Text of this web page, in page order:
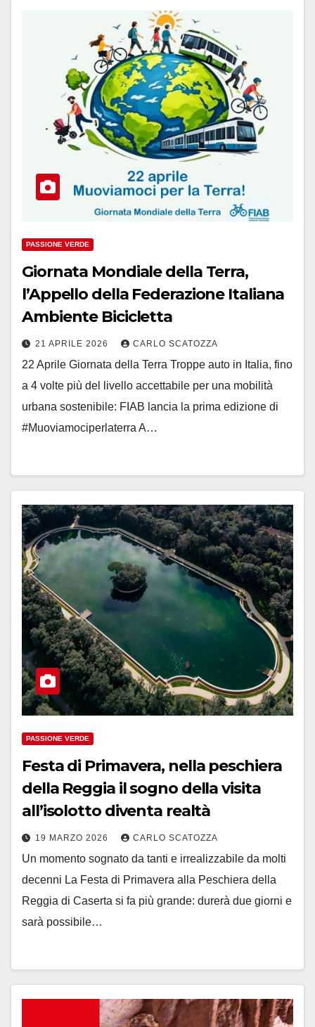
PASSIONE VERDE
Giornata Mondiale della Terra,
l’Appello della Federazione Italiana
Ambiente Bicicletta
21 APRILE 2026 CARLO SCATOZZA
22 Aprile Giornata della Terra Troppe auto in Italia, fino
a 4 volte più del livello accettabile per una mobilità
urbana sostenibile: FIAB lancia la prima edizione di
#Muoviamociperlaterra A…
PASSIONE VERDE
Festa di Primavera, nella peschiera
della Reggia il sogno della visita
all’isolotto diventa realtà
19 MARZO 2026 CARLO SCATOZZA
Un momento sognato da tanti e irrealizzabile da molti
decenni La Festa di Primavera alla Peschiera della
Reggia di Caserta si fa più grande: durerà due giorni e
sarà possibile…